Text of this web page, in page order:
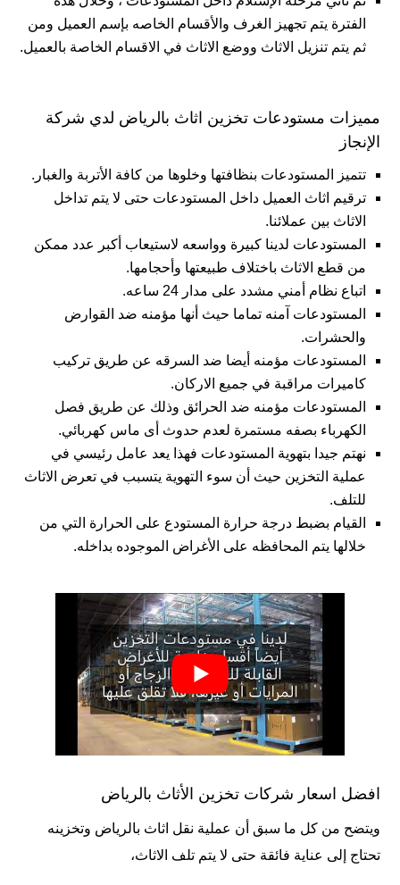
الفترة يتم تجهيز الغرف والأقسام الخاصه بإسم العميل ومن
ثم يتم تنزيل الاثاث ووضع الاثاث في الاقسام الخاصة بالعميل.
مميزات مستودعات تخزين اثاث بالرياض لدي شركة
الإنجاز
تتميز المستودعات بنظافتها وخلوها من كافة الأتربة والغبار.
ترقيم اثاث العميل داخل المستودعات حتى لا يتم تداخل
الاثاث بين عملائنا.
المستودعات لدينا كبيرة وواسعه لاستيعاب أكبر عدد ممكن
من قطع الاثاث باختلاف طبيعتها وأحجامها.
اتباع نظام أمني مشدد على مدار 24 ساعه.
المستودعات آمنه تماما حيث أنها مؤمنه ضد القوارض
والحشرات.
المستودعات مؤمنه أيضا ضد السرقه عن طريق تركيب
كاميرات مراقبة في جميع الاركان.
المستودعات مؤمنه ضد الحرائق وذلك عن طريق فصل
الكهرباء بصفه مستمرة لعدم حدوث أى ماس كهربائي.
نهتم جيدا بتهوية المستودعات فهذا يعد عامل رئيسي في
عملية التخزين حيث أن سوء التهوية يتسبب في تعرض الاثاث
للتلف.
القيام بضبط درجة حرارة المستودع على الحرارة التي من
خلالها يتم المحافظه على الأغراض الموجوده بداخله.
افضل اسعار شركات تخزين الأثاث بالرياض
ويتضح من كل ما سبق أن عملية نقل اثاث بالرياض وتخزينه
تحتاج إلى عناية فائقة حتى لا يتم تلف الاثاث،